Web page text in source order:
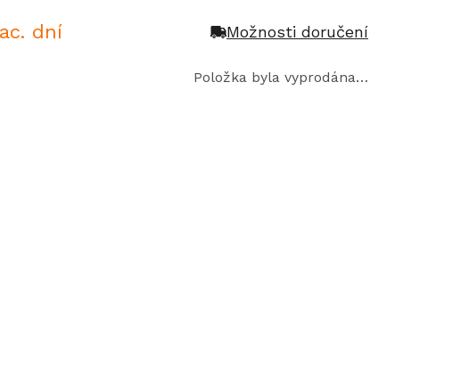
Položka byla vyprodána…
dní Možnosti doručení